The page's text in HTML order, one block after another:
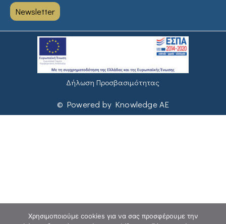
Newsletter
Δήλωση Προσβασιμότητας
© Powered by Knowledge AE
Χρησιμοποιούμε cookies για να σας προσφέρουμε την